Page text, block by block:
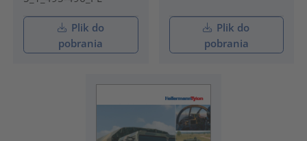
Plik do
pobrania
Plik do
pobrania